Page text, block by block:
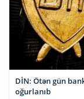
DİN: Ötən gün
oğurlanıb